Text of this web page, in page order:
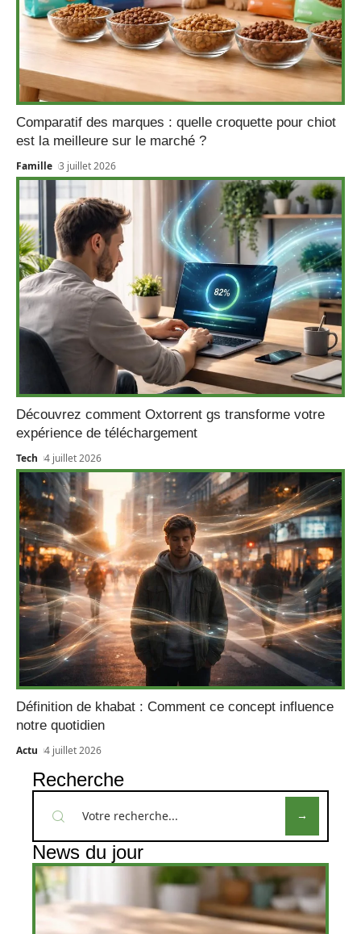
Comparatif des marques : quelle croquette pour chiot
est la meilleure sur le marché ?
Famille 3 juillet 2026
Découvrez comment Oxtorrent gs transforme votre
expérience de téléchargement
Tech 4 juillet 2026
Définition de khabat : Comment ce concept influence
notre quotidien
Actu 4 juillet 2026
Recherche
News du jour